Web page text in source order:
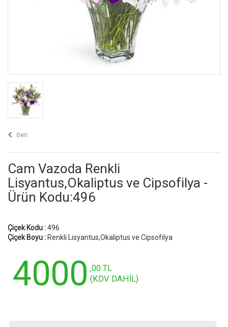
Geri
Cam Vazoda Renkli
Lisyantus,Okaliptus ve Cipsofilya -
Ürün Kodu:496
Çiçek Kodu :496
Çiçek Boyu : Renkli Lisyantus,Okaliptus ve Cipsofilya
4000 ,00 TL
(KDV DAHİL)